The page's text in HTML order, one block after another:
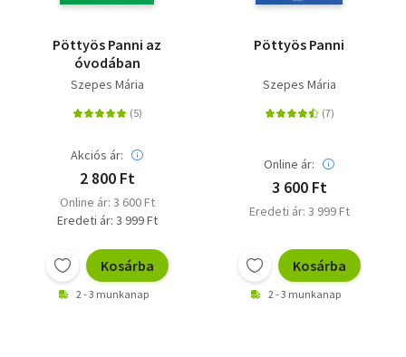
Pöttyös Panni az
óvodában
Szepes Mária
Akciós ár:
2 800 Ft
Online ár: 3 600 Ft
Eredeti ár: 3 999 Ft
Kosárba
2 - 3 munkanap
Pöttyös Panni
Szepes Mária
Online ár:
3 600 Ft
Eredeti ár: 3 999 Ft
Kosárba
2 - 3 munkanap